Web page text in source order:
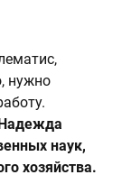
нужно
наук,
хозяйства.